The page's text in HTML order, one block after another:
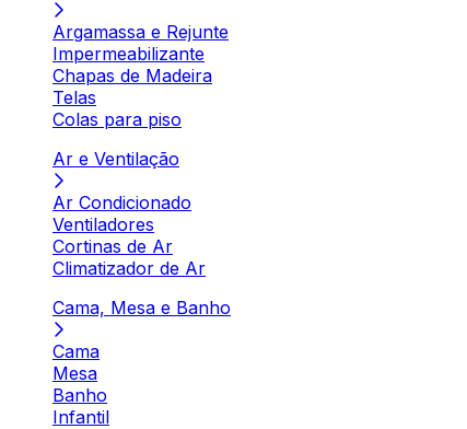
Argamassa e Rejunte
Impermeabilizante
Chapas de Madeira
Telas
Colas para piso
Ar e Ventilação
Ar Condicionado
Ventiladores
Cortinas de Ar
Climatizador de Ar
Cama, Mesa e Banho
Cama
Mesa
Banho
Infantil